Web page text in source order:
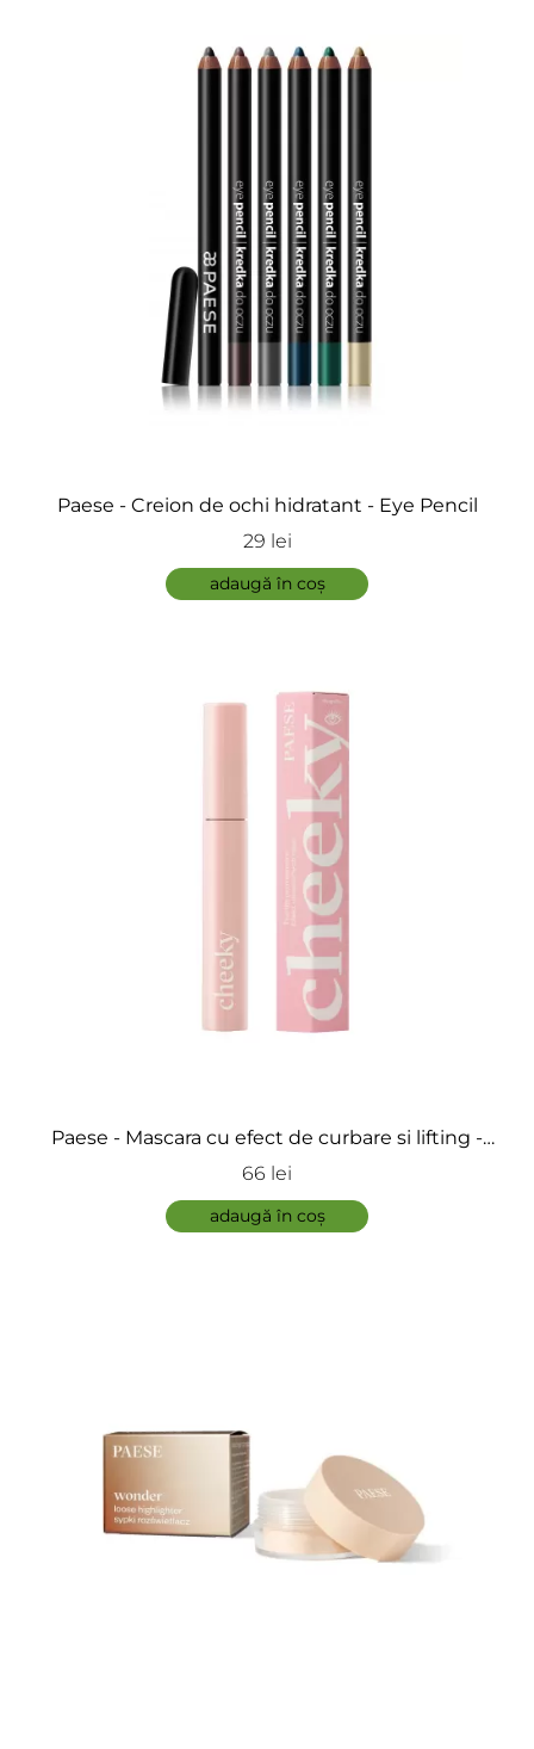
Paese - Creion de ochi hidratant - Eye Pencil
29 lei
adaugă în coș
Paese - Mascara cu efect de curbare si lifting -
Mascara Cheeky
66 lei
adaugă în coș